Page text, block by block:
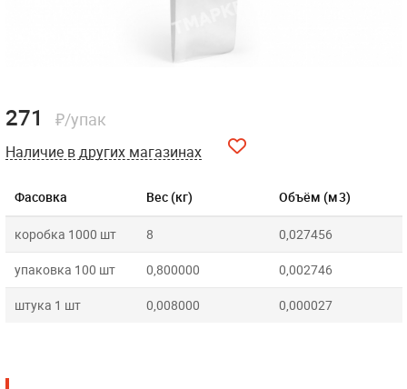
Фасовка Вес (кг) Объём (м3)
коробка 1000 шт 8 0,027456
упаковка 100 шт 0,800000 0,002746
штука 1 шт 0,008000 0,000027
271 ₽/упак
Наличие в других магазинах